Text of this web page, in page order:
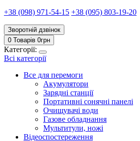
+38 (098) 971-54-15 +38 (095) 803-19-20
Зворотній дзвінок
0 Товарів 0грн
Категорії:
Всі категорії
Все для перемоги
Акумулятори
Зарядні станції
Портативні сонячні панелі
Очищувачі води
Газове обладнання
Мультитули, ножі
Відеоспостереження